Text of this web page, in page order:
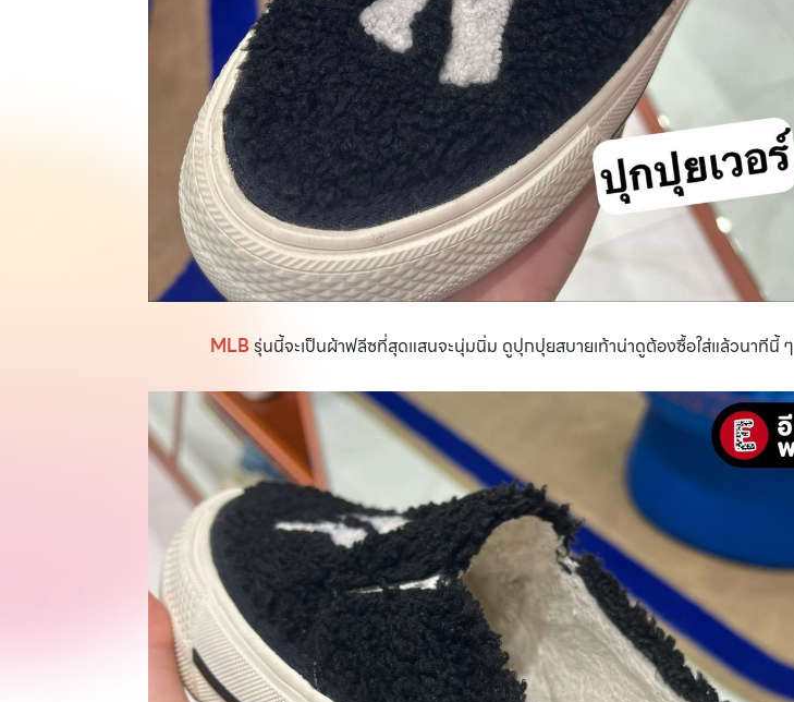
MLBรุ่นนี้จะเป็นผ้าฟลีซที่สุดแสนจะนุ่มนิ่ม ดูปุกปุยสบายเท้าน่าดูต้องซื้อใส่แล้วนาทีนี้ ๆ